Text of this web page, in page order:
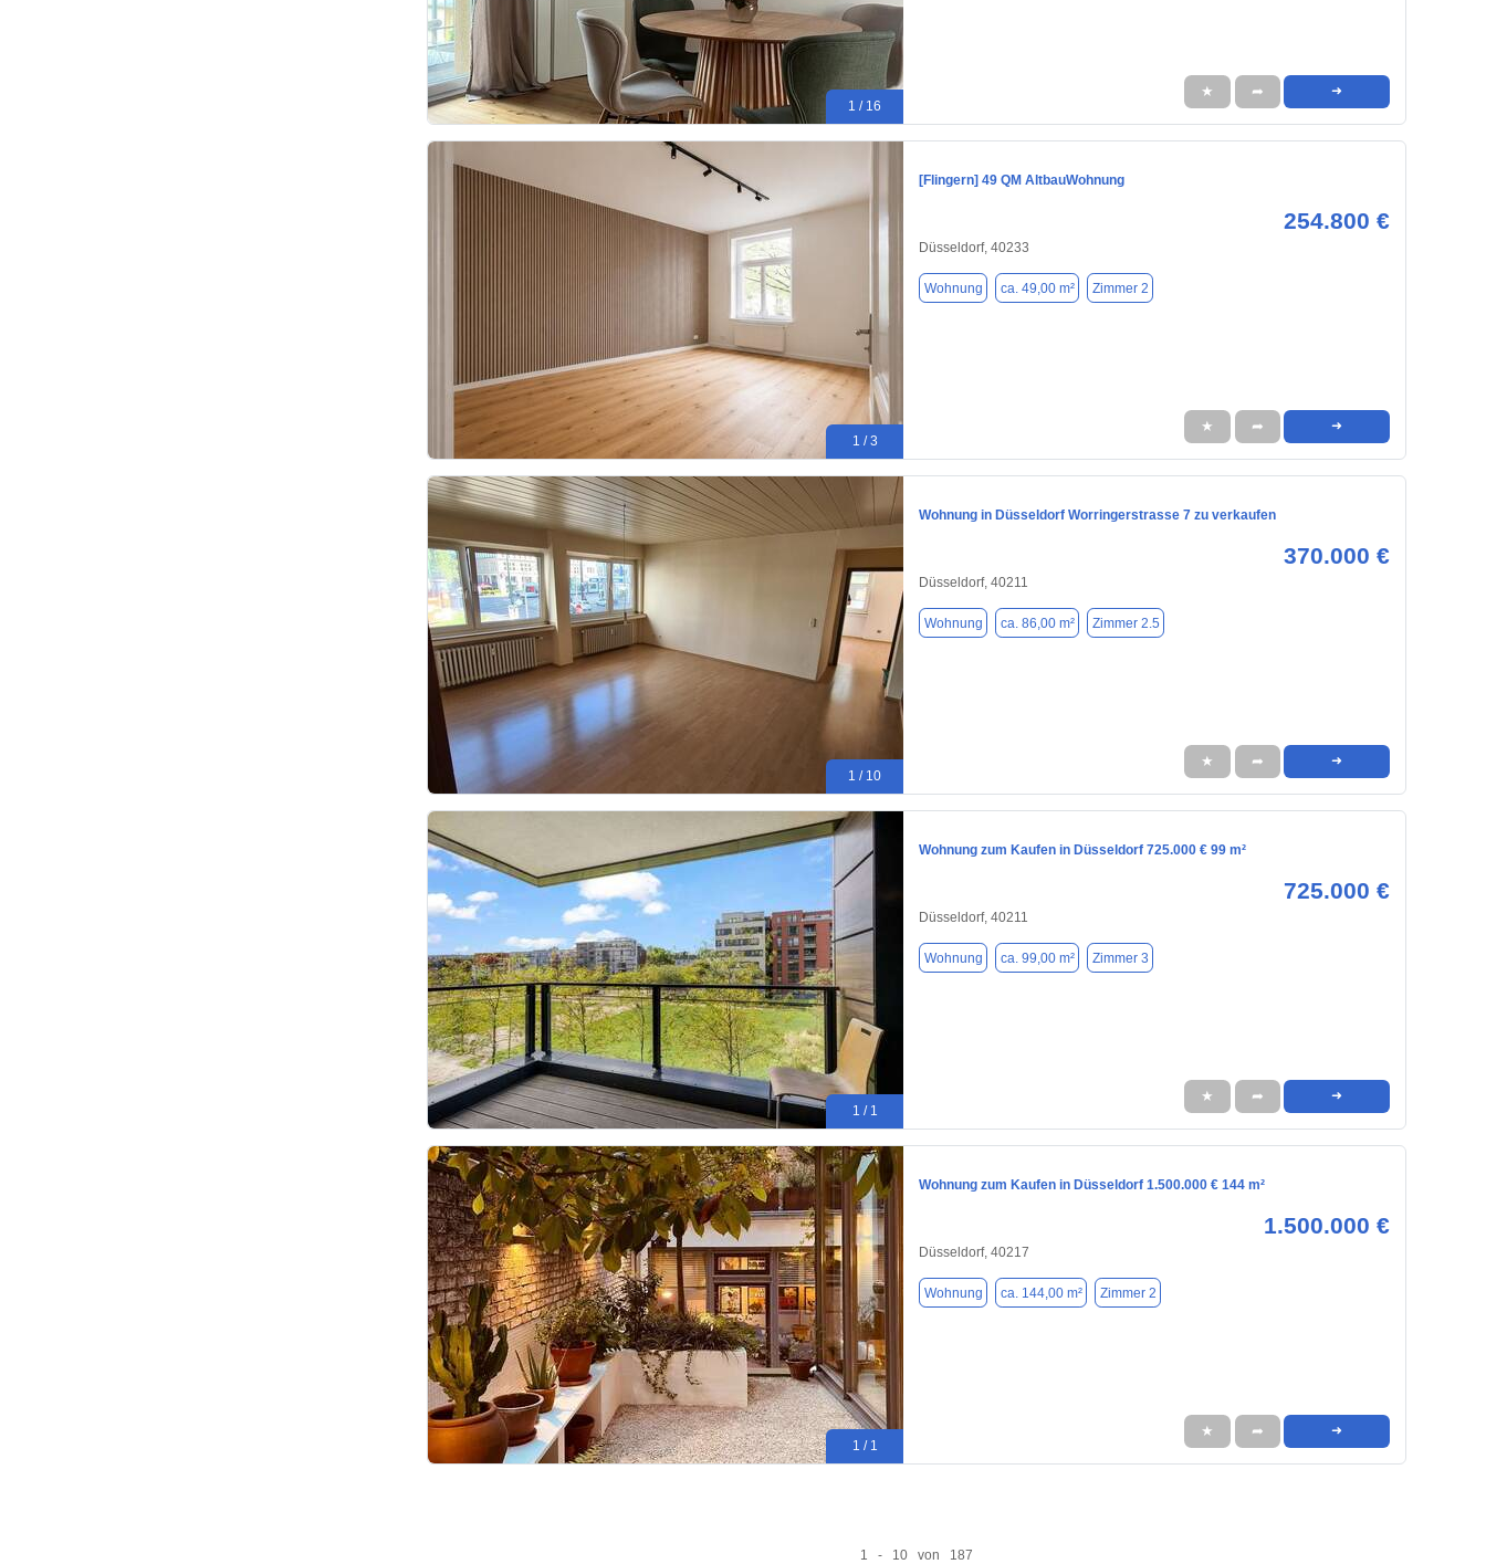
1 / 16
★ ➦ ➜
1 / 3
[Flingern] 49 QM AltbauWohnung
254.800 €
Düsseldorf, 40233
Wohnung ca. 49,00 m² Zimmer 2
★ ➦ ➜
1 / 10
Wohnung in Düsseldorf Worringerstrasse 7 zu verkaufen
370.000 €
Düsseldorf, 40211
Wohnung ca. 86,00 m² Zimmer 2.5
★ ➦ ➜
1 / 1
Wohnung zum Kaufen in Düsseldorf 725.000 € 99 m²
725.000 €
Düsseldorf, 40211
Wohnung ca. 99,00 m² Zimmer 3
★ ➦ ➜
1 / 1
Wohnung zum Kaufen in Düsseldorf 1.500.000 € 144 m²
1.500.000 €
Düsseldorf, 40217
Wohnung ca. 144,00 m² Zimmer 2
★ ➦ ➜
1 - 10 von 187